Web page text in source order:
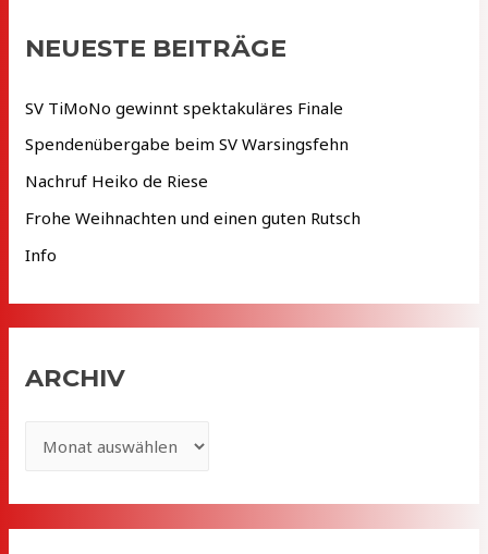
n
a
c
h
:
NEUESTE BEITRÄGE
SV TiMoNo gewinnt spektakuläres Finale
Spendenübergabe beim SV Warsingsfehn
Nachruf Heiko de Riese
Frohe Weihnachten und einen guten Rutsch
Info
ARCHIV
c
h